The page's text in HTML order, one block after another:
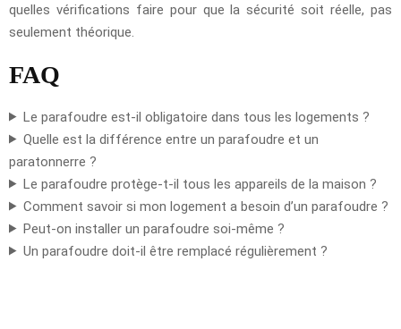
quelles vérifications faire pour que la sécurité soit réelle, pas
seulement théorique.
FAQ
Le parafoudre est-il obligatoire dans tous les logements ?
Quelle est la différence entre un parafoudre et un
paratonnerre ?
Le parafoudre protège-t-il tous les appareils de la maison ?
Comment savoir si mon logement a besoin d’un parafoudre ?
Peut-on installer un parafoudre soi-même ?
Un parafoudre doit-il être remplacé régulièrement ?